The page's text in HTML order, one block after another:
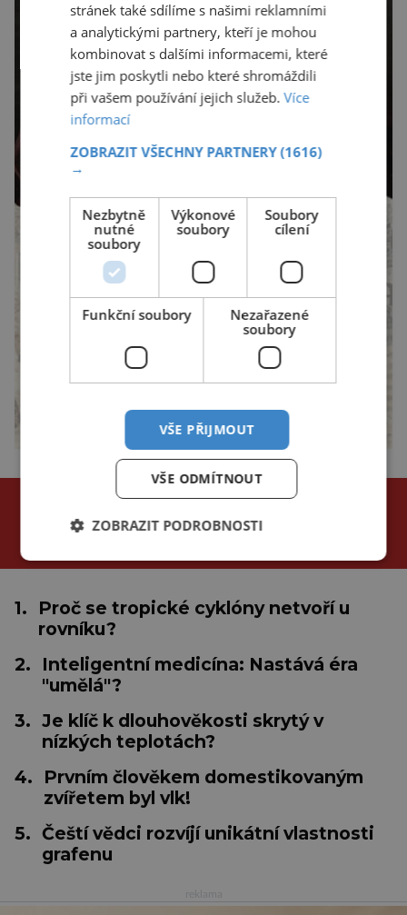
NEJČTENĚJŠÍ ČLÁNKY
za poslední
1.
Proč se tropické cyklóny netvoří u
rovníku?
2.
Inteligentní medicína: Nastává éra
"umělá"?
3. Je klíč k dlouhověkosti skrytý v
nízkých teplotách?
4.
Prvním člověkem domestikovaným
zvířetem byl vlk!
5. Čeští vědci rozvíjí unikátní vlastnosti
grafenu
stránek také sdílíme s našimi reklamními
a analytickými partnery, kteří je mohou
kombinovat s dalšími informacemi, které
jste jim poskytli nebo které shromáždili
při vašem používání jejich služeb.Více
informací
ZOBRAZIT VŠECHNY PARTNERY(1616)
→
Nezbytně
nutné
soubory
Výkonové
soubory
Soubory
cílení
Funkční soubory
Nezařazené
soubory
VŠE PŘIJMOUT
VŠE ODMÍTNOUT
ZOBRAZIT PODROBNOSTI